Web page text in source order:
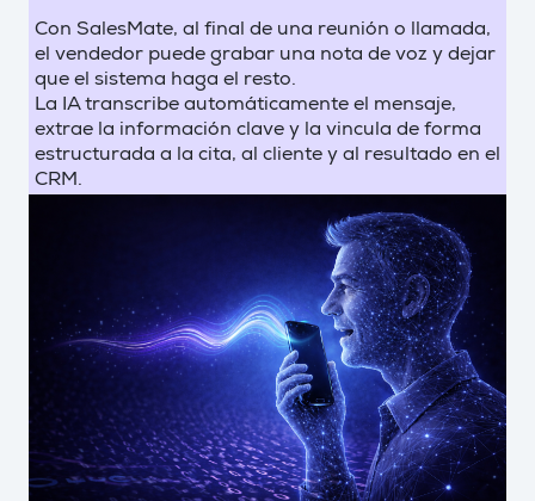
Con SalesMate, al final de una reunión o llamada,
el vendedor puede grabar una nota de voz y dejar
que el sistema haga el resto.
La IA transcribe automáticamente el mensaje,
extrae la información clave y la vincula de forma
estructurada a la cita, al cliente y al resultado en el
CRM.